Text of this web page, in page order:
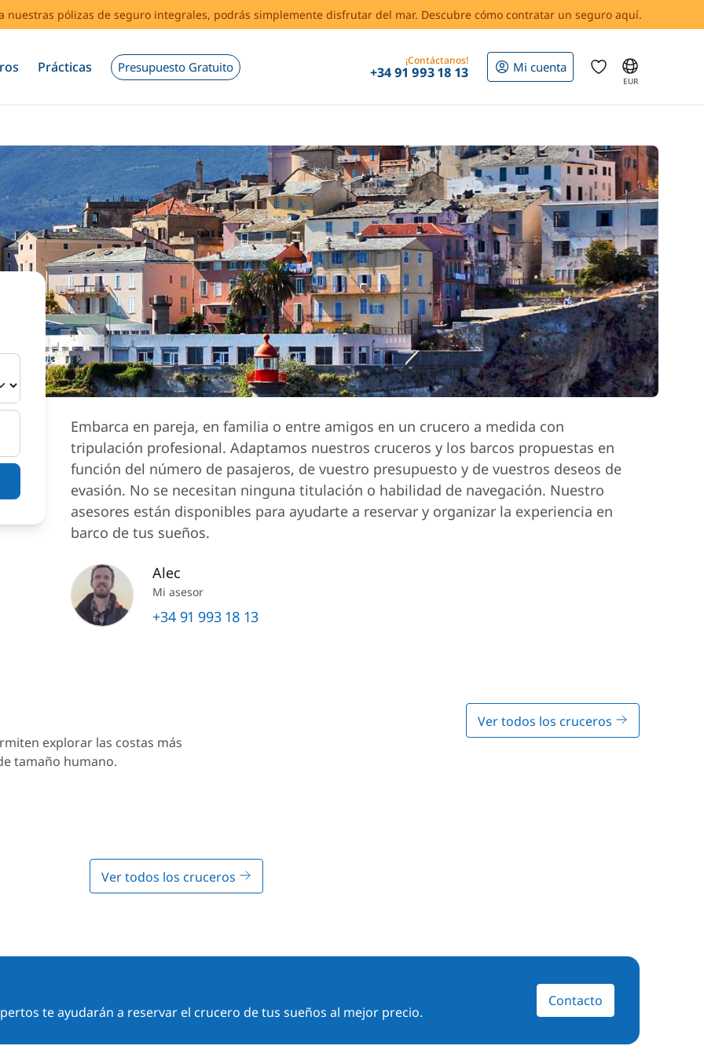
nuestras pólizas de seguro integrales, podrás simplemente disfrutar del mar. Descubre cómo contratar un seguro aquí.
Prácticas Presupuesto Gratuito ¡Contáctanos!
+34 91 993 18 13 Mi cuenta
EUR
Embarca en pareja, en familia o entre amigos en un crucero a medida con
tripulación profesional. Adaptamos nuestros cruceros y los barcos propuestas en
función del número de pasajeros, de vuestro presupuesto y de vuestros deseos de
evasión. No se necesitan ninguna titulación o habilidad de navegación. Nuestro
asesores están disponibles para ayudarte a reservar y organizar la experiencia en
barco de tus sueños.
Alec
Mi asesor
+34 91 993 18 13
explorar las costas más
tamaño humano.
Ver todos los cruceros
Ver todos los cruceros
te ayudarán a reservar el crucero de tus sueños al mejor precio.
Contacto